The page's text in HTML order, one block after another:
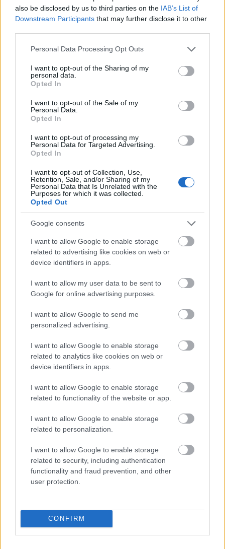
also be disclosed by us to third parties on the IAB’s List of
Downstream Participants that may further disclose it to other
Please note that this website/app uses one or more Google
not limited to your visit or usage behaviour. You may click to
grant or deny consent to Google and its third-party tags to
use your data for below specified purposes in below Google
consent section.
Personal Data Processing Opt Outs
I want to opt-out of the Sharing of my
personal data.
Opted In
I want to opt-out of the Sale of my
Personal Data.
Opted In
I want to opt-out of processing my
Personal Data for Targeted Advertising.
Opted In
I want to opt-out of Collection, Use,
Retention, Sale, and/or Sharing of my
Personal Data that Is Unrelated with the
Purposes for which it was collected.
Opted Out
Google consents
I want to allow Google to enable storage
related to advertising like cookies on web or
device identifiers in apps.
I want to allow my user data to be sent to
Google for online advertising purposes.
I want to allow Google to send me
personalized advertising.
I want to allow Google to enable storage
related to analytics like cookies on web or
device identifiers in apps.
I want to allow Google to enable storage
related to functionality of the website or app.
I want to allow Google to enable storage
related to personalization.
I want to allow Google to enable storage
related to security, including authentication
functionality and fraud prevention, and other
user protection.
CONFIRM
Astfel, iti va fi evidentiat corpul in forma de
clepsidra, accentul fiind pe talie.
rochiile de mireasa ce au lucrat manual, in jurul
taliei, un firav cordon realizat din margele. Astfel de
creatii te vor ajuta sa arati divin!